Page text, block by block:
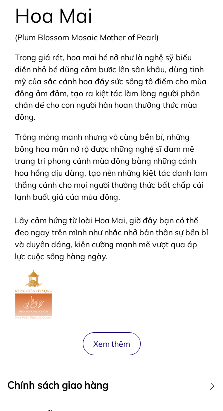
Hoa Mai
(Plum Blossom Mosaic Mother of Pearl)
Trong giá rét, hoa mai hé nở như là nghệ sỹ biểu
diễn nhỏ bé dũng cảm bước lên sân khấu, dùng tinh
mỹ của sắc cánh hoa đầy sức sống tô điểm cho mùa
đông ảm đảm, tạo ra kiệt tác làm lòng người phấn
chấn để cho con người hân hoan thưởng thức mùa
đông.
Trông mỏng manh nhưng vô cùng bền bỉ, những
bông hoa mận nở rộ được những nghệ sĩ đam mê
trang trí phong cảnh mùa đông bằng những cánh
hoa hồng dịu dàng, tạo nên những kiệt tác danh lam
thắng cảnh cho mọi người thưởng thức bất chấp cái
lạnh buốt giá của mùa đông.
Lấy cảm hứng từ loài Hoa Mai, giờ đây bạn có thể
đeo ngay trên mình như nhắc nhở bản thân sự bền bỉ
và duyên dáng, kiên cường mạnh mẽ vượt qua áp
lực cuộc sống hàng ngày.
Xem thêm
Chính sách giao hàng